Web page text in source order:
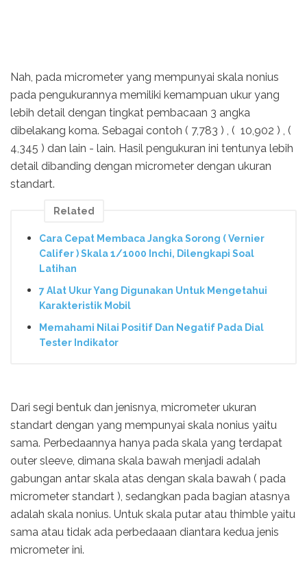
Nah, pada micrometer yang mempunyai skala nonius
pada pengukurannya memiliki kemampuan ukur yang
lebih detail dengan tingkat pembacaan 3 angka
dibelakang koma. Sebagai contoh ( 7,783 ) , ( 10,902 ) , (
4,345 ) dan lain - lain. Hasil pengukuran ini tentunya lebih
detail dibanding dengan micrometer dengan ukuran
standart.
Related
Cara Cepat Membaca Jangka Sorong ( Vernier
Califer ) Skala 1/1000 Inchi, Dilengkapi Soal
Latihan
7 Alat Ukur Yang Digunakan Untuk Mengetahui
Karakteristik Mobil
Memahami Nilai Positif Dan Negatif Pada Dial
Tester Indikator
Dari segi bentuk dan jenisnya, micrometer ukuran
standart dengan yang mempunyai skala nonius yaitu
sama. Perbedaannya hanya pada skala yang terdapat
outer sleeve, dimana skala bawah menjadi adalah
gabungan antar skala atas dengan skala bawah ( pada
micrometer standart ), sedangkan pada bagian atasnya
adalah skala nonius. Untuk skala putar atau thimble yaitu
sama atau tidak ada perbedaaan diantara kedua jenis
micrometer ini.